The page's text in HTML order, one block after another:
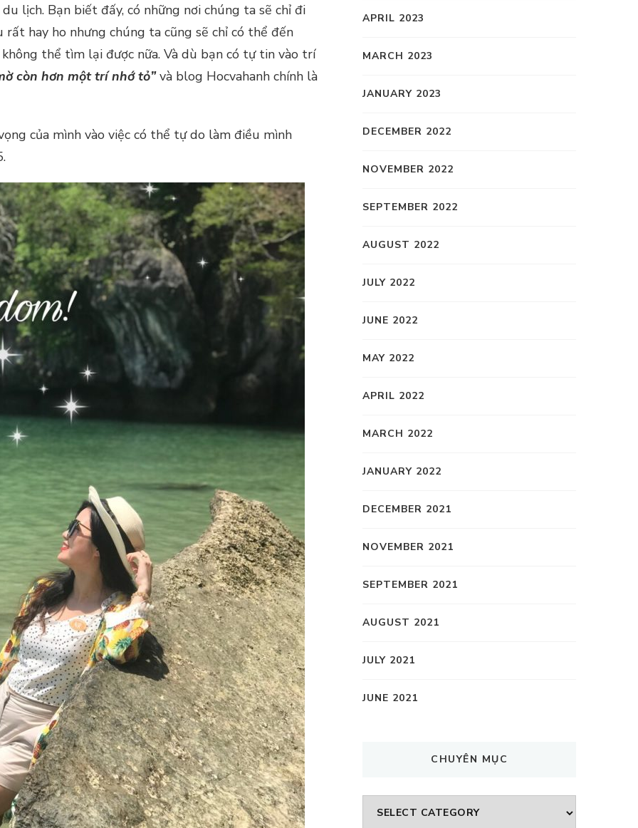
lịch. Bạn biết đấy, có những nơi chúng ta sẽ chỉ đi
hay ho nhưng chúng ta cũng sẽ chỉ có thể đến
thể tìm lại được nữa. Và dù bạn có tự tin vào trí
còn hơn một trí nhớ tỏ”và blog Hocvahanh chính là
của mình vào việc có thể tự do làm điều mình
APRIL 2023
MARCH 2023
JANUARY 2023
DECEMBER 2022
NOVEMBER 2022
SEPTEMBER 2022
AUGUST 2022
JULY 2022
JUNE 2022
MAY 2022
APRIL 2022
MARCH 2022
JANUARY 2022
DECEMBER 2021
NOVEMBER 2021
SEPTEMBER 2021
AUGUST 2021
JULY 2021
JUNE 2021
CHUYÊN MỤC
CHUYÊN